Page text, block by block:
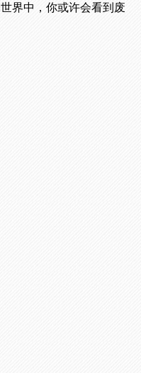
界中，你或许会看到废